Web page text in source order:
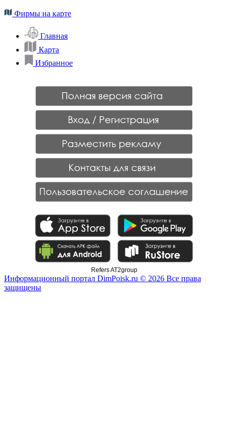
Фирмы на карте
Главная
Карта
Избранное
Refers AT2group
Информационный портал DimPoisk.ru © 2026 Все права
защищены